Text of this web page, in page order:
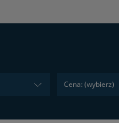
Cena: (wybierz)